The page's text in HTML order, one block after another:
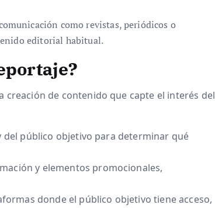
como revistas, periódicos o
editorial habitual.
de contenido que capte el interés del
del público objetivo para determinar qué
y elementos promocionales,
donde el público objetivo tiene acceso,